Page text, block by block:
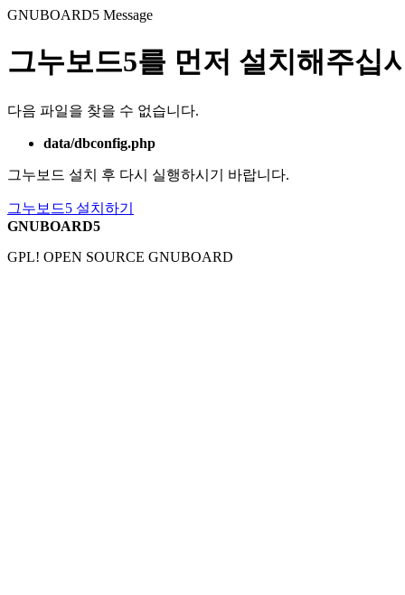
GNUBOARD5 Message
그누보드5를 먼저 설치해주십
다음 파일을 찾을 수 없습니다.
data/dbconfig.php
그누보드 설치 후 다시 실행하시기 바랍니다.
그누보드5 설치하기
GNUBOARD5
GPL! OPEN SOURCE GNUBOARD